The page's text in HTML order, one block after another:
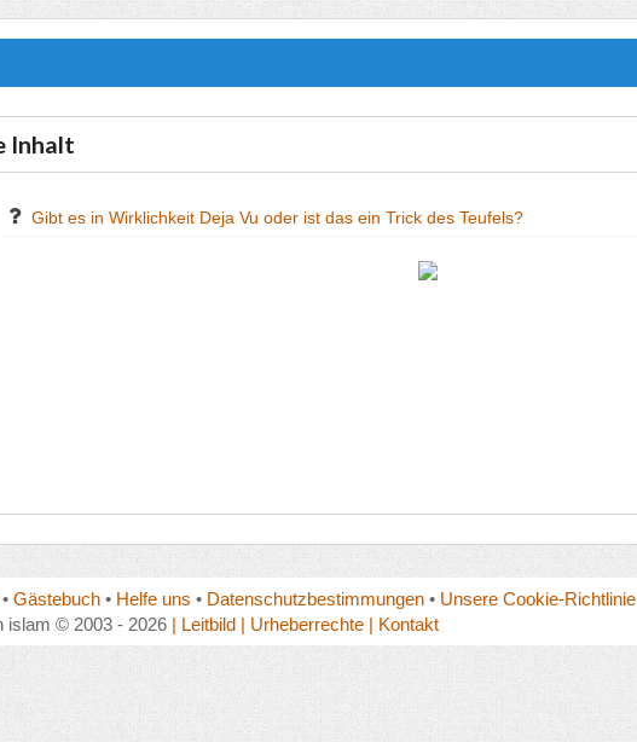
Inhalt
Gibt es in Wirklichkeit Deja Vu oder ist das ein Trick des Teufels?
Gästebuch• Helfe uns • Datenschutzbestimmungen• Unsere Cookie-Richtlinie
islam © 2003 - 2026 | Leitbild | Urheberrechte | Kontakt